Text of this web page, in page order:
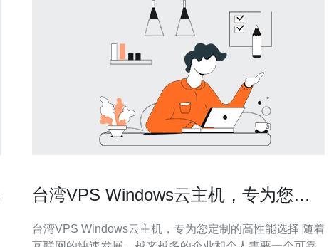
台湾VPS Windows云主机，专为您定
台湾VPS Windows云主机，专为您定制的高性能选择 随着